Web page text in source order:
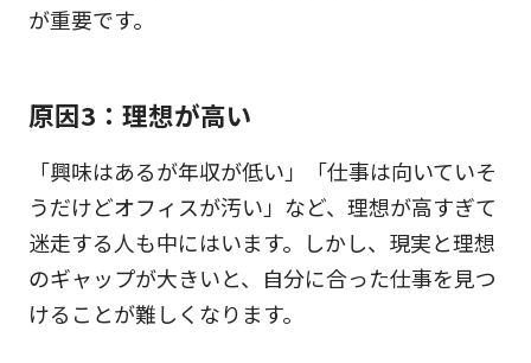
が重要です。
原因3：理想が高い
「興味はあるが年収が低い」「仕事は向いていそ
うだけどオフィスが汚い」など、理想が高すぎて
迷走する人も中にはいます。しかし、現実と理想
のギャップが大きいと、自分に合った仕事を見つ
けることが難しくなります。